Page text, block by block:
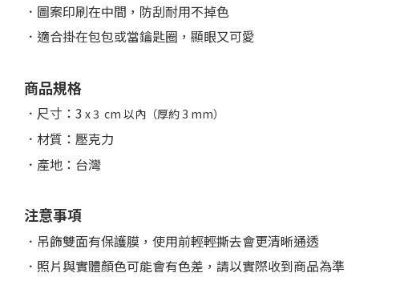
．圖案印刷在中間，防刮耐用不掉色
．適合掛在包包或當鑰匙圈，顯眼又可愛
商品規格
．尺寸：3 x 3 cm 以內（厚約 3 mm）
．材質：壓克力
．產地：台灣
注意事項
．吊飾雙面有保護膜，使用前輕輕撕去會更清晰通透
．照片與實體顏色可能會有色差，請以實際收到商品為準